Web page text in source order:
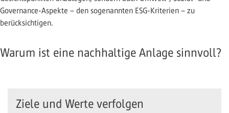
Governance-Aspekte – den sogenannten ESG-Kriterien – zu
berücksichtigen.
Warum ist eine nachhaltige Anlage sinnvoll?
Ziele und Werte verfolgen